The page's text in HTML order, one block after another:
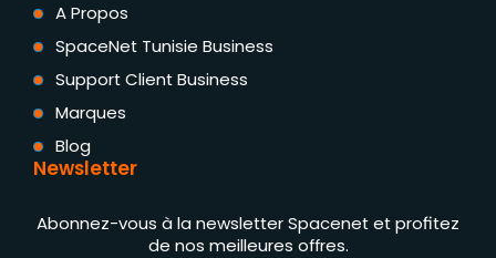
A Propos
SpaceNet Tunisie Business
Support Client Business
Marques
Blog
Newsletter
Abonnez-vous à la newsletter Spacenet et profitez
de nos meilleures offres.